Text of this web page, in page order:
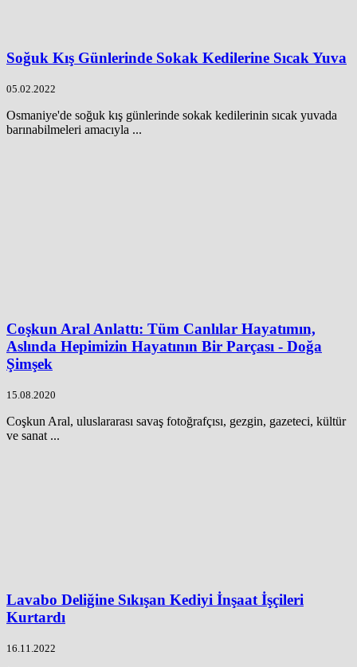
Soğuk Kış Günlerinde Sokak Kedilerine Sıcak Yuva
05.02.2022
Osmaniye'de soğuk kış günlerinde sokak kedilerinin sıcak yuvada
barınabilmeleri amacıyla ...
Coşkun Aral Anlattı: Tüm Canlılar Hayatımın,
Aslında Hepimizin Hayatının Bir Parçası - Doğa
Şimşek
15.08.2020
Coşkun Aral, uluslararası savaş fotoğrafçısı, gezgin, gazeteci, kültür
ve sanat ...
Lavabo Deliğine Sıkışan Kediyi İnşaat İşçileri
Kurtardı
16.11.2022